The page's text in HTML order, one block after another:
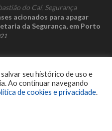
do Caí, Segurança
acionados para apagar
da Segurança, em Porto
seu histórico de uso e
Ao continuar navegando
de cookies e privacidade.